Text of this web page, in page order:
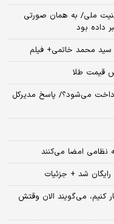
ملی/ به همان صورتی
داده بود
سید محمد خاتمی+ فیلم
می‌شود؟/ پاسخ مدیرکل
شد + جزئیات
کار کنیم، می‌گویند الان وقتش